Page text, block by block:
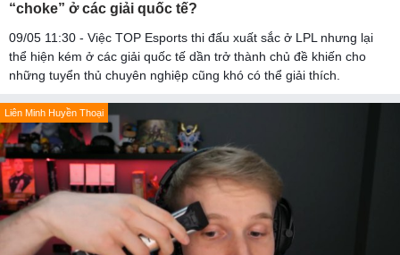
“choke” ở các giải quốc tế?
09/05 11:30 - Việc TOP Esports thi đấu xuất sắc ở LPL nhưng lại
thể hiện kém ở các giải quốc tế dần trở thành chủ đề khiến cho
những tuyển thủ chuyên nghiệp cũng khó có thể giải thích.
Liên Minh Huyền Thoại